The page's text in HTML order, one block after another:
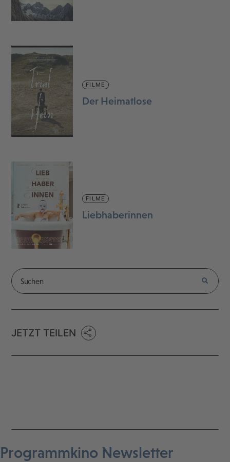
FILME
Der Heimatlose
FILME
Liebhaberinnen
JETZT TEILEN
Programmkino Newsletter